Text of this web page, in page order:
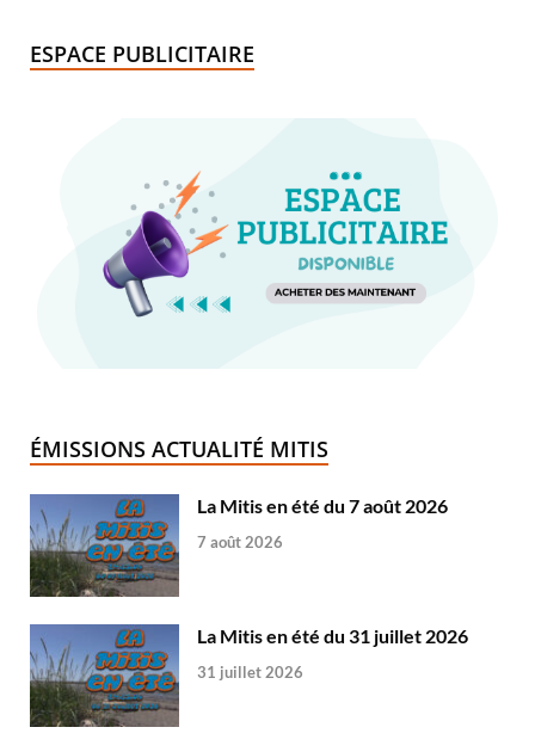
ESPACE PUBLICITAIRE
ÉMISSIONS ACTUALITÉ MITIS
La Mitis en été du 7 août 2026
7 août 2026
La Mitis en été du 31 juillet 2026
31 juillet 2026